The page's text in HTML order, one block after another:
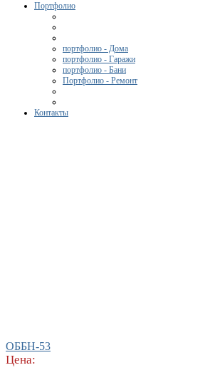
Портфолио
портфолио - Дома
портфолио - Гаражи
портфолио - Бани
Портфолио - Ремонт
Контакты
ОББН-53
Цена: